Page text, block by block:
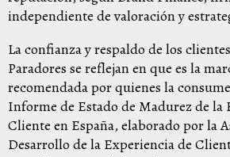
independiente de valoración y
La confianza y respaldo de los
Paradores se reflejan en que es la
recomendada por quienes la
Informe de Estado de Madurez de la
Cliente en España, elaborado por la
Desarrollo de la Experiencia de